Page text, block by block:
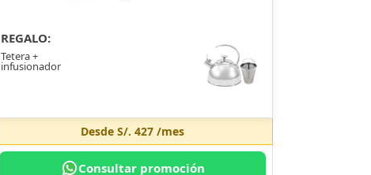
REGALO:
Tetera +
infusionador
DesdeS/. 427 /mes
Consultar promoción